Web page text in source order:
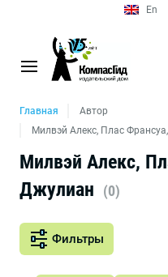
Главная
Автор
Милвэй Алекс, Плас
Милвэй Алекс,
Джулиан
(0)
Фильтры
En